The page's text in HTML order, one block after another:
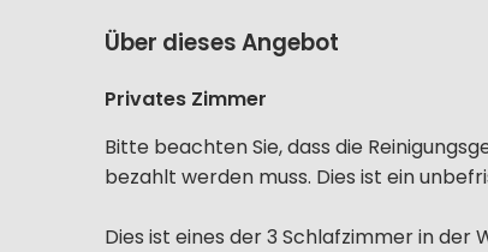
Über dieses Angebot
Privates Zimmer
Bitte beachten Sie, dass die
bezahlt werden muss. Dies ist ein
Dies ist eines der 3 Schlafzimmer in der